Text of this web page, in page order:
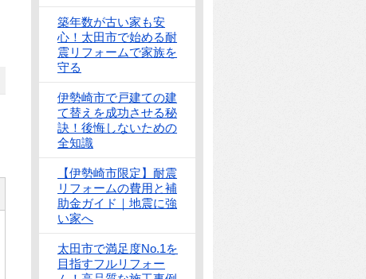
築年数が古い家も安
心！太田市で始める耐
震リフォームで家族を
守る
伊勢崎市で戸建ての建
て替えを成功させる秘
訣！後悔しないための
全知識
【伊勢崎市限定】耐震
リフォームの費用と補
助金ガイド｜地震に強
い家へ
太田市で満足度No.1を
目指すフルリフォー